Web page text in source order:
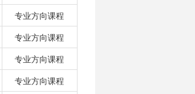
专业方向课程
专业方向课程
专业方向课程
专业方向课程